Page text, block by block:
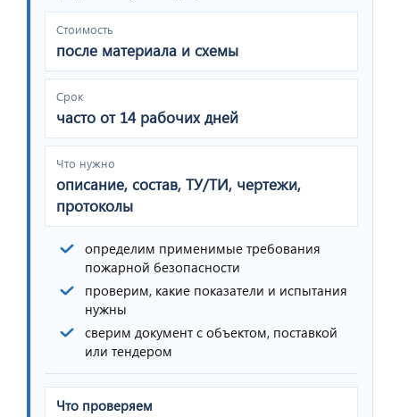
Стоимость
после материала и схемы
Срок
часто от 14 рабочих дней
Что нужно
описание, состав, ТУ/ТИ, чертежи,
протоколы
определим применимые требования
пожарной безопасности
проверим, какие показатели и испытания
нужны
сверим документ с объектом, поставкой
или тендером
Что проверяем